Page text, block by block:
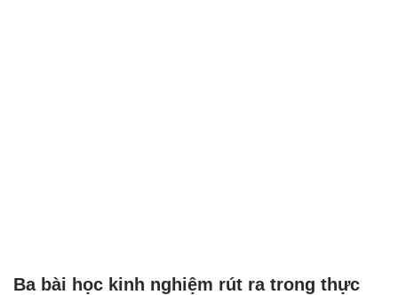
Ba bài học kinh nghiệm rút ra trong thực